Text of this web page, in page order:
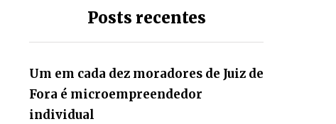
Posts recentes
Um em cada dez moradores de Juiz de
Fora é microempreendedor
individual